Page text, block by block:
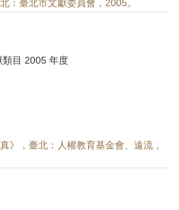
：臺北市文獻委員會，2005。
目 2005 年度
》，臺北：人權教育基金會、遠流，